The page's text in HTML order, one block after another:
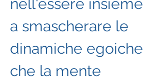
nell'essere insieme
a smascherare le
dinamiche egoiche
che la mente